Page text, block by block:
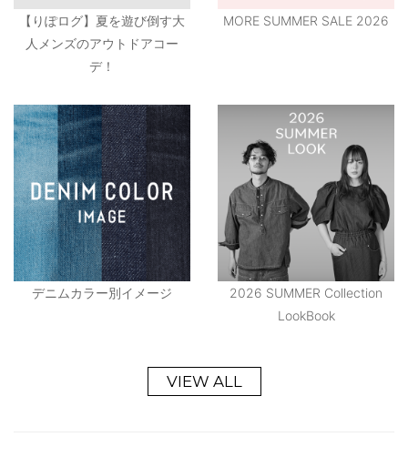
【りぽログ】夏を遊び倒す大
人メンズのアウトドアコー
デ！
MORE SUMMER SALE 2026
デニムカラー別イメージ
2026 SUMMER Collection
LookBook
VIEW ALL